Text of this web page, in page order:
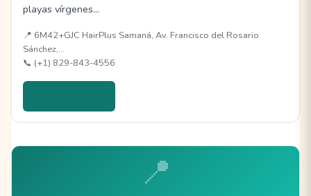
playas vírgenes…
📍 6M42+GJC HairPlus Samaná, Av. Francisco del Rosario
Sánchez,…
📞 (+1) 829-843-4556
📍